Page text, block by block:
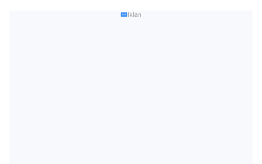
Iklan